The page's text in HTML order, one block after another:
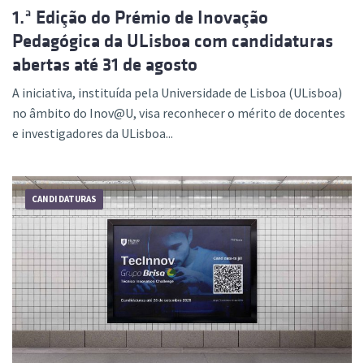
1.ª Edição do Prémio de Inovação
Pedagógica da ULisboa com candidaturas
abertas até 31 de agosto
A iniciativa, instituída pela Universidade de Lisboa (ULisboa)
no âmbito do Inov@U, visa reconhecer o mérito de docentes
e investigadores da ULisboa...
CANDIDATURAS